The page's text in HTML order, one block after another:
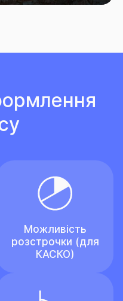
Можливість
розстрочки (для
КАСКО)